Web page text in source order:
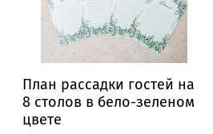
План рассадки гостей на
8 столов в бело-зеленом
цвете